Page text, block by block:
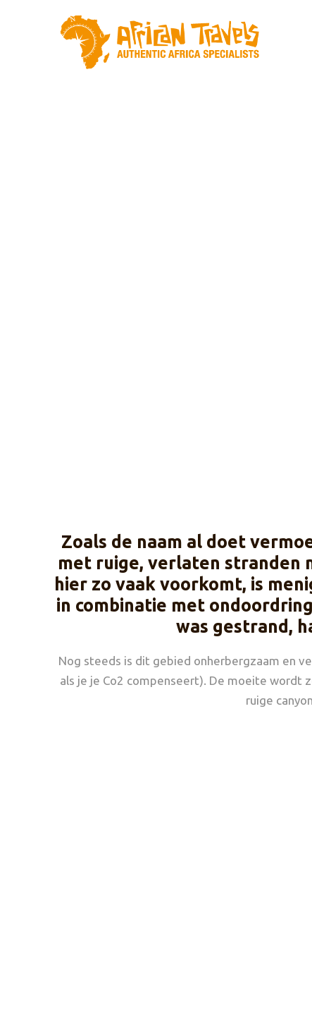
Zoals de naam al doet
met ruige, verlaten stranden
hier zo vaak voorkomt, is
in combinatie met
was gestrand,
Nog steeds is dit gebied onherbergzaam en
als je je Co2 compenseert). De moeite wordt
ruige